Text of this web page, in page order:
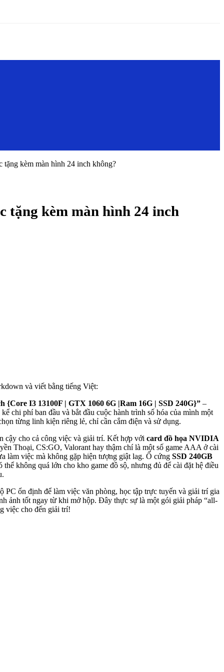
kèm màn hình 24 inch không?
tặng kèm màn hình 24 inch
và viết bằng tiếng Việt:
I3 13100F | GTX 1060 6G |Ram 16G | SSD 240G}” –
chi phí ban đầu và bắt đầu cuộc hành trình số hóa của mình một
từng linh kiện riêng lẻ, chỉ cần cắm điện và sử dụng.
cậy cho cả công việc và giải trí. Kết hợp với card đồ họa NVIDIA
Thoại, CS:GO, Valorant hay thậm chí là một số game AAA ở cài
làm việc mà không gặp hiện tượng giật lag. Ổ cứng SSD 240GB
không quá lớn cho kho game đồ sộ, nhưng đủ để cài đặt hệ điều
ổn định để làm việc văn phòng, học tập trực tuyến và giải trí gia
ảnh tốt ngay từ khi mở hộp. Đây thực sự là một gói giải pháp “all-
việc cho đến giải trí!